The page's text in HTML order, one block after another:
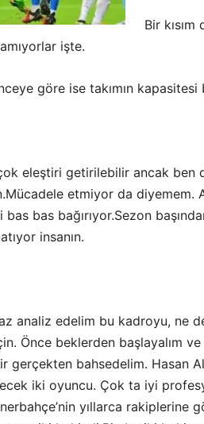
Bir
işte.
göre ise takımın kapasitesi
eleştiri getirilebilir ancak ben
etmiyor da diyemem.
bas bağırıyor.Sezon
insanın.
analiz edelim bu kadroyu, ne
Önce beklerden başlayalım
gerçekten bahsedelim. Hasan
iki oyuncu. Çok ta iyi
yıllarca rakiplerine